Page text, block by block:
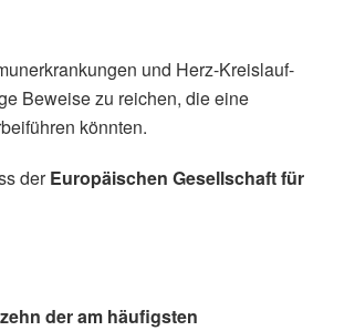
und Herz-Kreislauf-
Beweise zu reichen, die eine
könnten.
derEuropäischen Gesellschaft für
der am häufigsten